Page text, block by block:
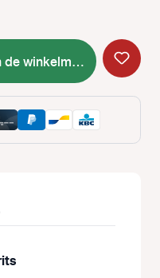
Voer
de winkelmand